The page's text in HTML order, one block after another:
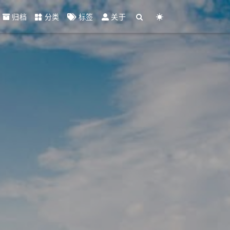
归档 分类 标签 关于